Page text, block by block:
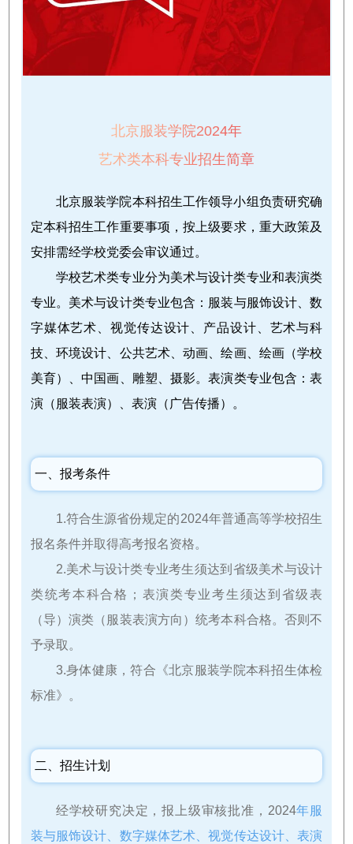
北京服装学院2024年
艺术类本科专业招生简章
北京服装学院本科招生工作领导小组负责研究确
定本科招生工作重要事项，按上级要求，重大政策及
安排需经学校党委会审议通过。
学校艺术类专业分为美术与设计类专业和表演类
专业。美术与设计类专业包含：服装与服饰设计、数
字媒体艺术、视觉传达设计、产品设计、艺术与科
技、环境设计、公共艺术、动画、绘画、绘画（学校
美育）、中国画、雕塑、摄影。表演类专业包含：表
演（服装表演）、表演（广告传播）。
一、报考条件
1.符合生源省份规定的2024年普通高等学校招生
报名条件并取得高考报名资格。
2.美术与设计类专业考生须达到省级美术与设计
类统考本科合格；表演类专业考生须达到省级表
（导）演类（服装表演方向）统考本科合格。否则不
予录取。
3.身体健康，符合《北京服装学院本科招生体检
标准》。
二、招生计划
经学校研究决定，报上级审核批准，2024年服
装与服饰设计、数字媒体艺术、视觉传达设计、表演